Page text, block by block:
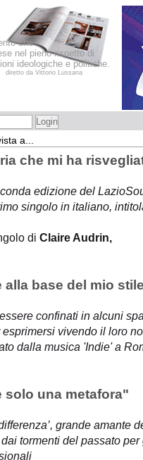
che
nel pieno rispetto di
ideologiche e politiche.
diretto da Vittorio Lussana
a...
che mi ha
edizione del
singolo in italiano,
di Claire Audrin,
base del mio
confinati in alcuni
esprimersi vivendo il loro
dalla musica 'Indie' a
solo una metafora"
grande amante
tormenti del passato